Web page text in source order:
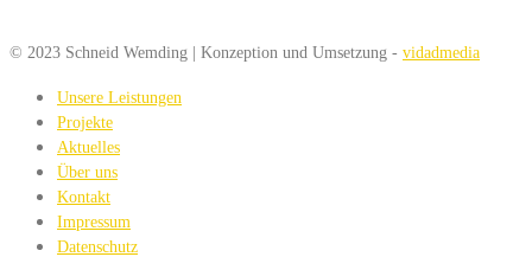
© 2023 Schneid Wemding | Konzeption und Umsetzung - vidadmedia
Unsere Leistungen
Projekte
Aktuelles
Über uns
Kontakt
Impressum
Datenschutz